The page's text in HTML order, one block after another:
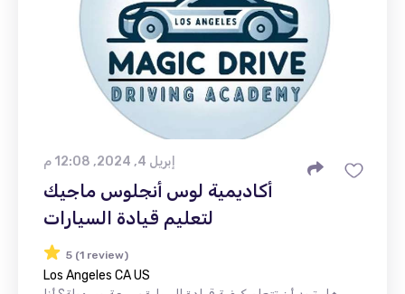
إبريل 4, 2024, 12:08 م
أكاديمية لوس أنجلوس ماجيك
لتعليم قيادة السيارات
5 (1 review)
Los Angeles CA US